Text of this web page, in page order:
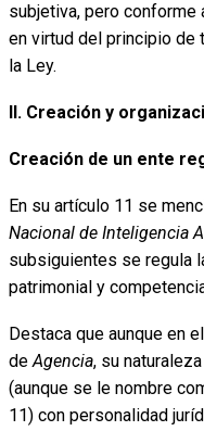
subjetiva, pero conforme
en virtud del principio de
la Ley.
II. Creación y
Creación de un ente
En su artículo 11 se
Nacional de Inteligencia
subsiguientes se regula
patrimonial y
Destaca que aunque en
deAgencia, su
(aunque se le nombre
11) con personalidad